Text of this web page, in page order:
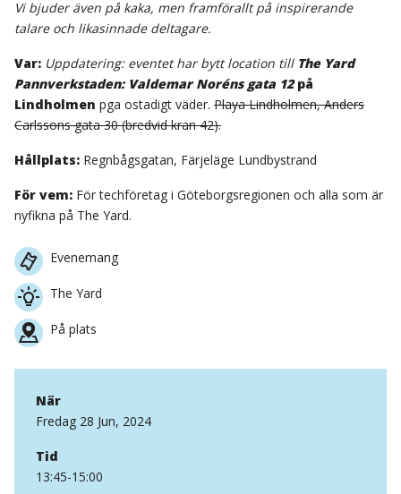
Vi bjuder även på kaka, men framförallt på inspirerande
talare och likasinnade deltagare.
Var: Uppdatering: eventet har bytt location till The Yard
Pannverkstaden: Valdemar Noréns gata 12på
Lindholmen pga ostadigt väder. Playa Lindholmen, Anders
Carlssons gata 30 (bredvid kran 42).
Hållplats: Regnbågsgatan, Färjeläge Lundbystrand
För vem: För techföretag i Göteborgsregionen och alla som är
nyfikna på The Yard.
Evenemang
The Yard
På plats
När
Fredag 28 Jun, 2024
Tid
13:45-15:00